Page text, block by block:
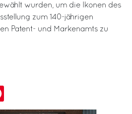
wurden, um die Ikonen des
zum 140-jährigen
Patent- und Markenamts zu